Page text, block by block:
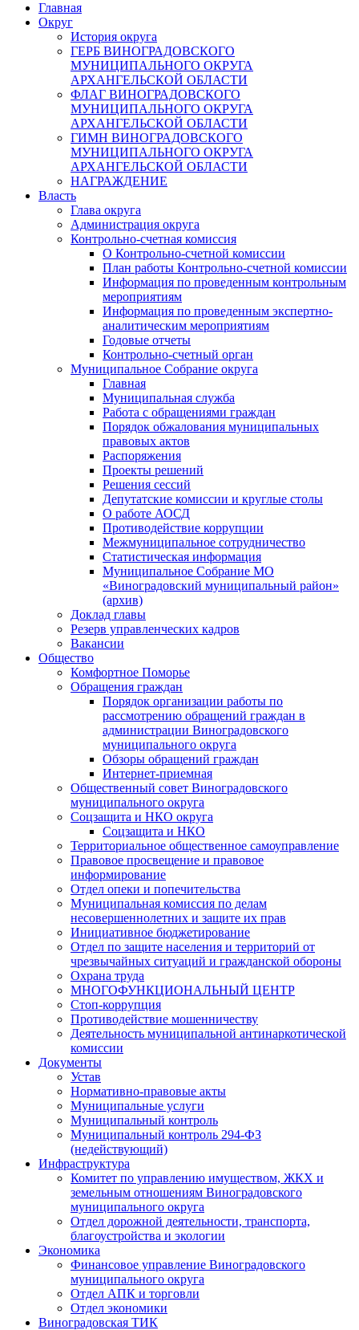
Главная
Округ
История округа
ГЕРБ ВИНОГРАДОВСКОГО
МУНИЦИПАЛЬНОГО ОКРУГА
АРХАНГЕЛЬСКОЙ ОБЛАСТИ
ФЛАГ ВИНОГРАДОВСКОГО
МУНИЦИПАЛЬНОГО ОКРУГА
АРХАНГЕЛЬСКОЙ ОБЛАСТИ
ГИМН ВИНОГРАДОВСКОГО
МУНИЦИПАЛЬНОГО ОКРУГА
АРХАНГЕЛЬСКОЙ ОБЛАСТИ
НАГРАЖДЕНИЕ
Власть
Глава округа
Администрация округа
Контрольно-счетная комиссия
О Контрольно-счетной комиссии
План работы Контрольно-счетной комиссии
Информация по проведенным контрольным
мероприятиям
Информация по проведенным экспертно-
аналитическим мероприятиям
Годовые отчеты
Контрольно-счетный орган
Муниципальное Собрание округа
Главная
Муниципальная служба
Работа с обращениями граждан
Порядок обжалования муниципальных
правовых актов
Распоряжения
Проекты решений
Решения сессий
Депутатские комиссии и круглые столы
О работе АОСД
Противодействие коррупции
Межмуниципальное сотрудничество
Статистическая информация
Муниципальное Собрание МО
«Виноградовский муниципальный район»
(архив)
Доклад главы
Резерв управленческих кадров
Вакансии
Общество
Комфортное Поморье
Обращения граждан
Порядок организации работы по
рассмотрению обращений граждан в
администрации Виноградовского
муниципального округа
Обзоры обращений граждан
Интернет-приемная
Общественный совет Виноградовского
муниципального округа
Соцзащита и НКО округа
Соцзащита и НКО
Территориальное общественное самоуправление
Правовое просвещение и правовое
информирование
Отдел опеки и попечительства
Муниципальная комиссия по делам
несовершеннолетних и защите их прав
Инициативное бюджетирование
Отдел по защите населения и территорий от
чрезвычайных ситуаций и гражданской обороны
Охрана труда
МНОГОФУНКЦИОНАЛЬНЫЙ ЦЕНТР
Стоп-коррупция
Противодействие мошенничеству
Деятельность муниципальной антинаркотической
комиссии
Документы
Устав
Нормативно-правовые акты
Муниципальные услуги
Муниципальный контроль
Муниципальный контроль 294-ФЗ
(недействующий)
Инфраструктура
Комитет по управлению имуществом, ЖКХ и
земельным отношениям Виноградовского
муниципального округа
Отдел дорожной деятельности, транспорта,
благоустройства и экологии
Экономика
Финансовое управление Виноградовского
муниципального округа
Отдел АПК и торговли
Отдел экономики
Виноградовская ТИК